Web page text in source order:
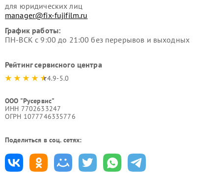
для юридических лиц
manager@fix-fujifilm.ru
График работы:
ПН-ВСК с 9:00 до 21:00 без перерывов и выходных
Рейтинг сервисного центра
4.9-5.0
ООО "Русервис"
ИНН 7702633247
ОГРН 1077746335776
Поделиться в соц. сетях: